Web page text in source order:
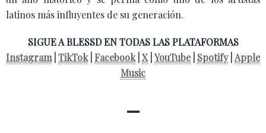
latinos más influyentes de su generación.
SIGUE A BLESSD EN TODAS LAS PLATAFORMAS
Instagram| TikTok| Facebook| X| YouTube| Spotify Apple
Music
—